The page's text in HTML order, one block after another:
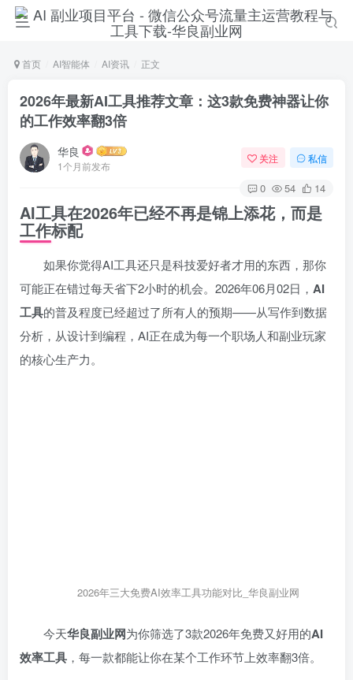
首页 AI智能体 AI资讯 正文
2026年最新AI工具推荐文章：这3款免费神器让你
的工作效率翻3倍
华良
1个月前发布
关注 私信
0 54 14
AI工具在2026年已经不再是锦上添花，而是
工作标配
如果你觉得AI工具还只是科技爱好者才用的东西，那你
可能正在错过每天省下2小时的机会。2026年06月02日， AI
工具的普及程度已经超过了所有人的预期——从写作到数据
分析，从设计到编程，AI正在成为每一个职场人和副业玩家
的核心生产力。
2026年三大免费AI效率工具功能对比_华良副业网
今天华良副业网为你筛选了3款2026年免费又好用的AI
效率工具 ，每一款都能让你在某个工作环节上效率翻3倍。
扫码登录